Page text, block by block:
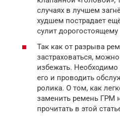
случаях в лучшем
худшем пострадает
сулит дорогостоящему
Так как от разрыва
застраховаться,
избежать.
его и проводить
ролика. О том, как
заменить ремень ГРМ
прочитать в этой